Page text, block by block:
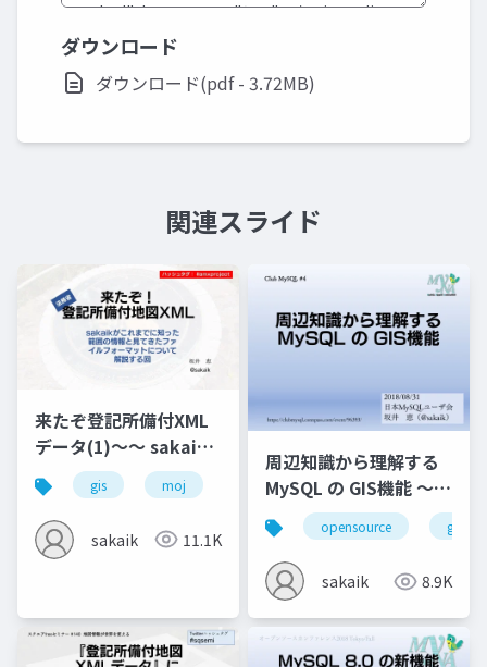
ダウンロード
ダウンロード(pdf - 3.72MB)
関連スライド
来たぞ登記所備付XML
データ(1)～～ sakaik
がこれまでに知った範
囲の情報と見てきたフ
ァイルフォーマットに
ついて解説する回
gis moj map xml
sakaik 11.1K
周辺知識から理解する
MySQL の GIS機能 ～
ClubMySQL #4
opensource gis
sakaik 8.9K